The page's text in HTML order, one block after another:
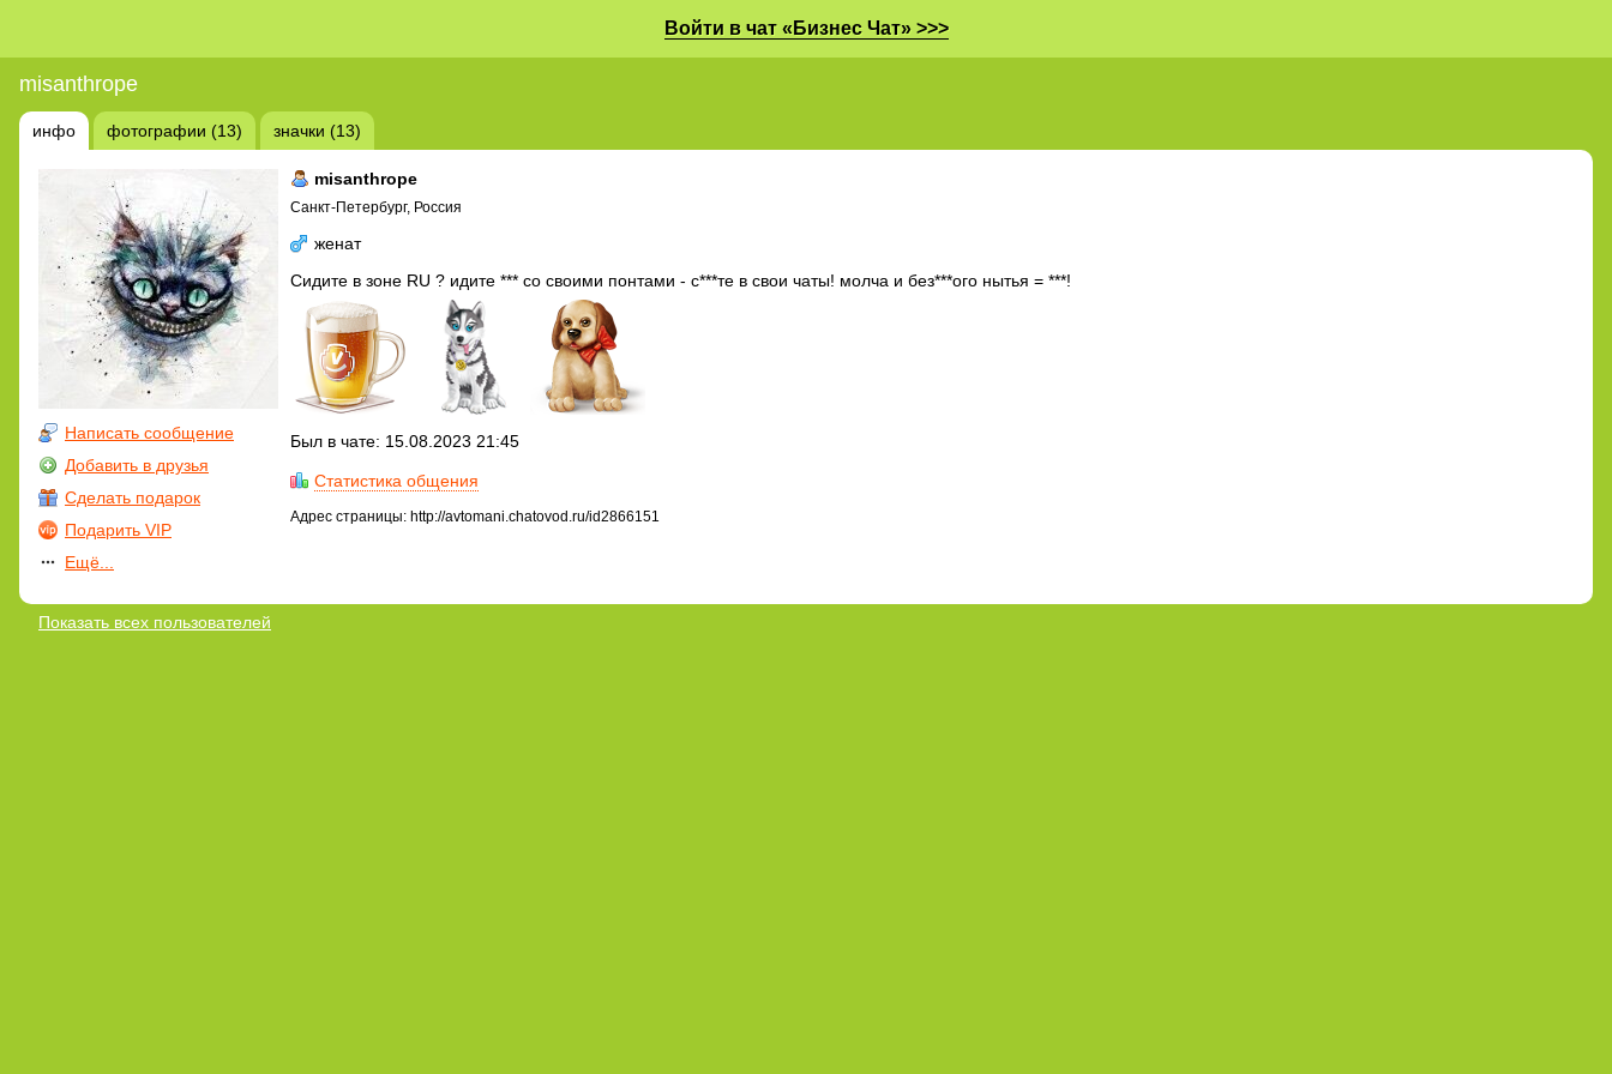
Войти в чат «Бизнес Чат» >>>
misanthrope
инфо фотографии (13) значки (13)
Написать сообщение
Добавить в друзья
Сделать подарок
Подарить VIP
Ещё...
misanthrope
Санкт-Петербург, Россия
женат
Сидите в зоне RU ? идите *** со своими понтами - с***те в свои чаты! молча и без***ого нытья = ***!
Был в чате: 15.08.2023 21:45
Статистика общения
Адрес страницы: http://avtomani.chatovod.ru/id2866151
Показать всех пользователей